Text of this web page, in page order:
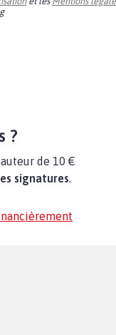
?
de 10 €
signatures.